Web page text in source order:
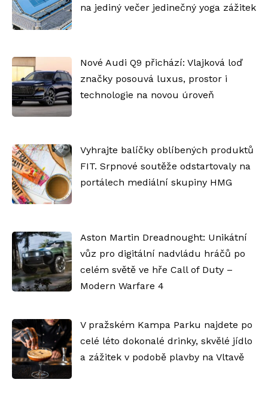
na jediný večer jedinečný yoga zážitek
Nové Audi Q9 přichází: Vlajková loď
značky posouvá luxus, prostor i
technologie na novou úroveň
Vyhrajte balíčky oblíbených produktů
FIT. Srpnové soutěže odstartovaly na
portálech mediální skupiny HMG
Aston Martin Dreadnought: Unikátní
vůz pro digitální nadvládu hráčů po
celém světě ve hře Call of Duty –
Modern Warfare 4
V pražském Kampa Parku najdete po
celé léto dokonalé drinky, skvělé jídlo
a zážitek v podobě plavby na Vltavě